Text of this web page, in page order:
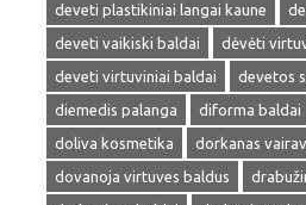
deveti plastikiniai langai kaune
deveti vaikiski baldai
dėvėti
deveti virtuviniai baldai
devetos
diemedis palanga
diforma baldai
doliva kosmetika
dorkanas
dovanoja virtuves baldus